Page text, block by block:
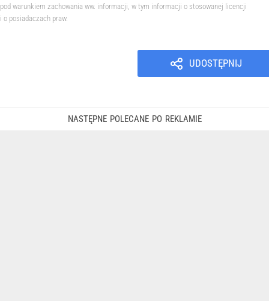
pod warunkiem zachowania ww. informacji, w tym informacji o stosowanej licencji
i o posiadaczach praw.
UDOSTĘPNIJ